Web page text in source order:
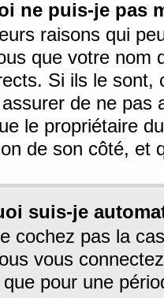
ne puis-je pas
raisons qui
que votre nom
Si ils le sont,
de ne pas
le propriétaire
de son côté, et
suis-je
cochez pas la
vous
pour une